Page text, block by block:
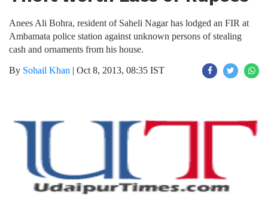
Anees Ali Bohra, resident of Saheli Nagar has lodged an FIR at
Ambamata police station against unknown persons of stealing
cash and ornaments from his house.‬
By Sohail Khan | Oct 8, 2013, 08:35 IST